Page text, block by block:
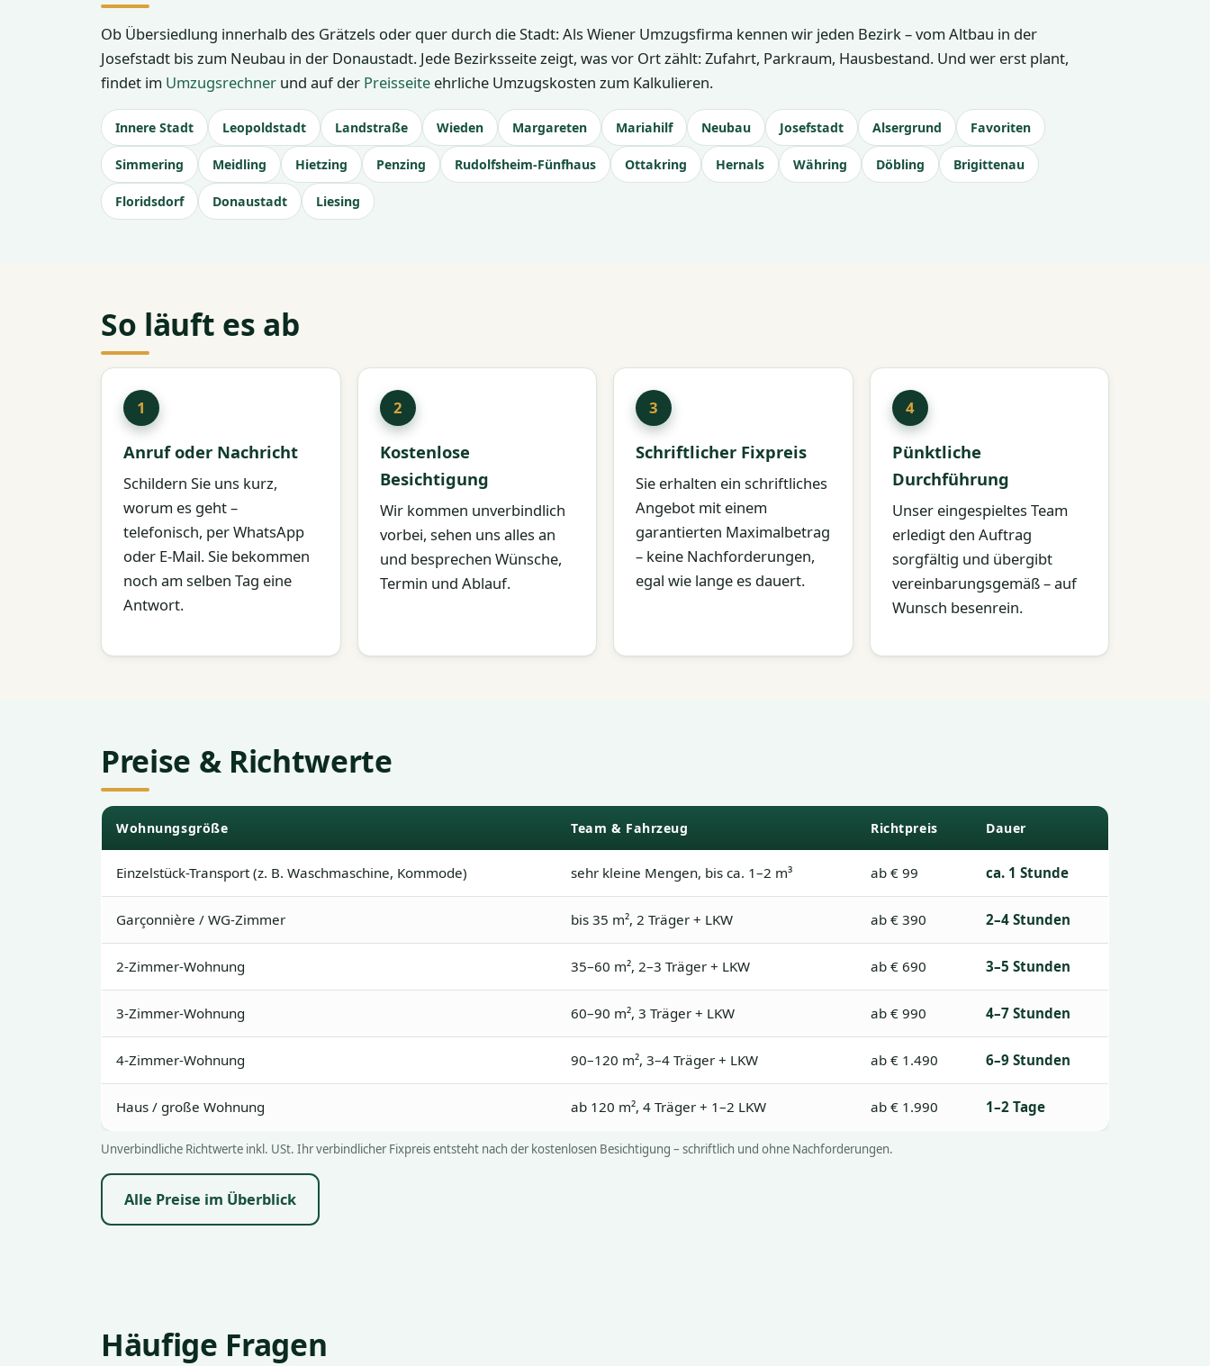
Ob Übersiedlung innerhalb des Grätzels oder quer durch die Stadt: Als Wiener Umzugsfirma kennen wir jeden Bezirk – vom Altbau in der
Josefstadt bis zum Neubau in der Donaustadt. Jede Bezirksseite zeigt, was vor Ort zählt: Zufahrt, Parkraum, Hausbestand. Und wer erst plant,
findet im Umzugsrechner und auf der Preisseite ehrliche Umzugskosten zum Kalkulieren.
Innere Stadt Leopoldstadt Landstraße Wieden Margareten Mariahilf Neubau Josefstadt Alsergrund Favoriten
Simmering Meidling Hietzing Penzing Rudolfsheim-Fünfhaus Ottakring Hernals Währing Döbling Brigittenau
Floridsdorf Donaustadt Liesing
So läuft es ab
Anruf oder Nachricht
Schildern Sie uns kurz,
worum es geht –
telefonisch, per WhatsApp
oder E-Mail. Sie bekommen
noch am selben Tag eine
Antwort.
Kostenlose
Besichtigung
Wir kommen unverbindlich
vorbei, sehen uns alles an
und besprechen Wünsche,
Termin und Ablauf.
Schriftlicher Fixpreis
Sie erhalten ein schriftliches
Angebot mit einem
garantierten Maximalbetrag
– keine Nachforderungen,
egal wie lange es dauert.
Pünktliche
Durchführung
Unser eingespieltes Team
erledigt den Auftrag
sorgfältig und übergibt
vereinbarungsgemäß – auf
Wunsch besenrein.
Preise & Richtwerte
Wohnungsgröße Team & Fahrzeug Richtpreis Dauer
Einzelstück-Transport (z. B. Waschmaschine, Kommode) sehr kleine Mengen, bis ca. 1–2 m³ ab € 99 ca. 1 Stunde
Garçonnière / WG-Zimmer bis 35 m², 2 Träger + LKW ab € 390 2–4 Stunden
2-Zimmer-Wohnung 35–60 m², 2–3 Träger + LKW ab € 690 3–5 Stunden
3-Zimmer-Wohnung 60–90 m², 3 Träger + LKW ab € 990 4–7 Stunden
4-Zimmer-Wohnung 90–120 m², 3–4 Träger + LKW ab € 1.490 6–9 Stunden
Haus / große Wohnung ab 120 m², 4 Träger + 1–2 LKW ab € 1.990 1–2 Tage
Unverbindliche Richtwerte inkl. USt. Ihr verbindlicher Fixpreis entsteht nach der kostenlosen Besichtigung – schriftlich und ohne Nachforderungen.
Alle Preise im Überblick
Häufige Fragen